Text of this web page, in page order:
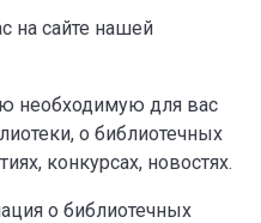
на сайте нашей
необходимую для вас
о библиотечных
конкурсах, новостях.
о библиотечных